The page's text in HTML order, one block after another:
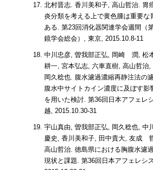
北村晋志. 香川美和子, 高山哲治. 胃
炎分類を考える上で黄色腫は重要な
ある. 第23回消化器関連学会週間（
鏡学会総会）, 東京, 2015.10.8-11
中川忠彦, 曽我部正弘, 岡崎 潤, 松
耕一, 宮本弘志, 六車直樹, 高山哲治,
岡久稔也. 腹水濾過濃縮再静注法の
腹水中サイトカイン濃度に及ぼす影
を用いた検討. 第36回日本アフェレ
越, 2015.10.30-31
宇山真由, 曽我部正弘, 岡久稔也, 中
慶史, 香川美和子, 田中貴大, 友成
高山哲治. 徳島県における胸腹水濾
現状と課題. 第36回日本アフェレシ